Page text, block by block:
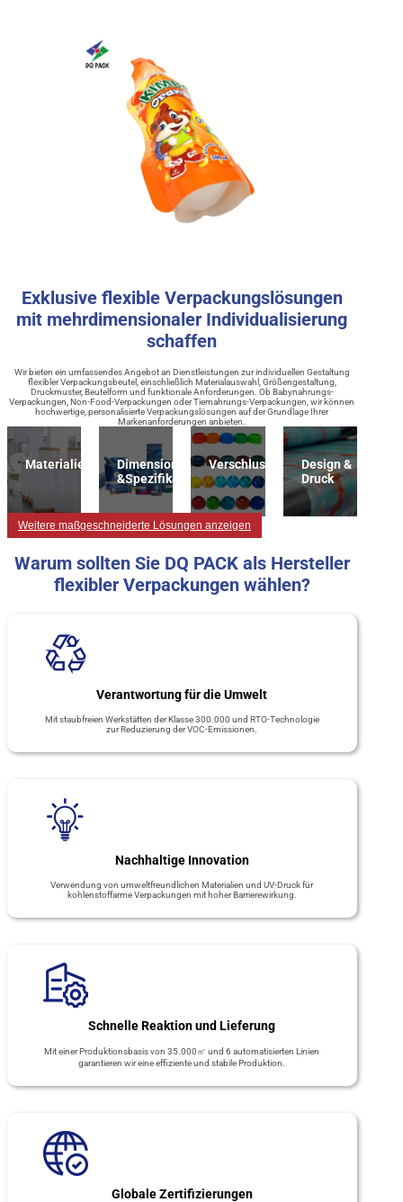
Exklusive flexible Verpackungslösungen
mit mehrdimensionaler Individualisierung
schaffen
Wir bieten ein umfassendes Angebot an Dienstleistungen zur individuellen Gestaltung
flexibler Verpackungsbeutel, einschließlich Materialauswahl, Größengestaltung,
Druckmuster, Beutelform und funktionale Anforderungen. Ob Babynahrungs-
Verpackungen, Non-Food-Verpackungen oder Tiernahrungs-Verpackungen, wir können
hochwertige, personalisierte Verpackungslösungen auf der Grundlage Ihrer
Markenanforderungen anbieten.
Materialien
Dimension
&Spezifikation
Verschlussart
Design &
Druck
Weitere maßgeschneiderte Lösungen anzeigen
Warum sollten Sie DQ PACK als Hersteller
flexibler Verpackungen wählen?
Verantwortung für die Umwelt
Mit staubfreien Werkstätten der Klasse 300.000 und RTO-Technologie
zur Reduzierung der VOC-Emissionen.
Nachhaltige Innovation
Verwendung von umweltfreundlichen Materialien und UV-Druck für
kohlenstoffarme Verpackungen mit hoher Barrierewirkung.
Schnelle Reaktion und Lieferung
Mit einer Produktionsbasis von 35.000㎡ und 6 automatisierten Linien
garantieren wir eine effiziente und stabile Produktion.
Globale Zertifizierungen